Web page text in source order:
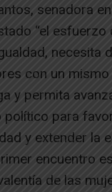
senadora
“el esfuerzo
necesita
con un
y permita
político para
y extender la
encuentro
de las